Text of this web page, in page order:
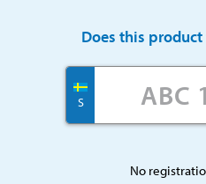
Does this
S
No